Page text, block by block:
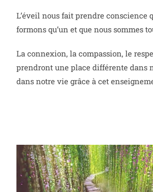
L’éveil nous fait prendre conscience
formons qu’un et que nous sommes
La connexion, la compassion, le
prendront une place différente dans
dans notre vie grâce à cet